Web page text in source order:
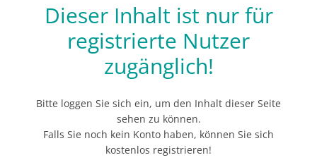
Dieser Inhalt ist nur für
registrierte Nutzer
zugänglich!
Bitte loggen Sie sich ein, um den Inhalt dieser Seite
sehen zu können.
Falls Sie noch kein Konto haben, können Sie sich
kostenlos registrieren!